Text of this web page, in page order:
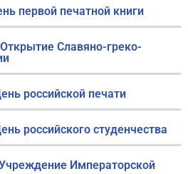
первой печатной книги
Славяно-греко-
российской печати
российского студенчества
Императорской